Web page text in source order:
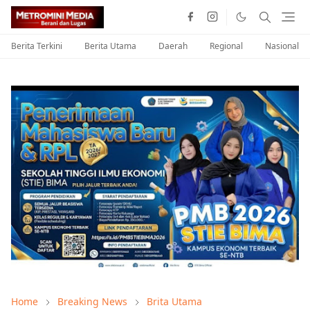
Berita Terkini Berita Utama Daerah Regional Nasional
Home Breaking News Brita Utama